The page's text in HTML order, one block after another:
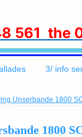
561 the
3/ info
Unserbande 1800
1800